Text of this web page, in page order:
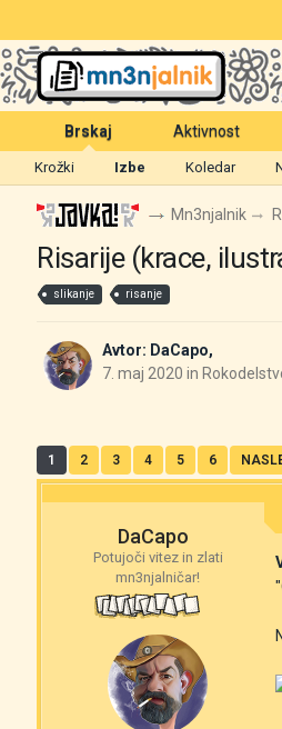
Brskaj
Krožki Izbe Koledar
Aktivnost
Mn3njalnik
Risarije (krace,
slikanje risanje
Avtor: DaCapo,
7. maj 2020 in
1 2 3 4 5 6
DaCapo
Potujoči vitez in zlati
mn3njalničar!